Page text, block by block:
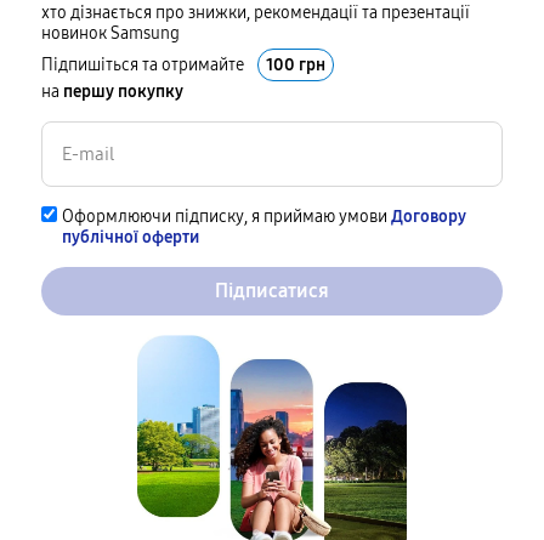
хто дізнається про знижки, рекомендації та презентації
новинок Samsung
Підпишіться та отримайте
100 грн
на першу покупку
Оформлюючи підписку, я приймаю умови Договору
публічної оферти
Підписатися